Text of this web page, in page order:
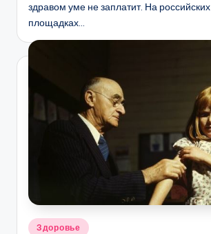
здравом уме не заплатит. На
площадках…
Опубликовано
Здоровье